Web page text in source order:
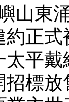
東
約正
太平
標